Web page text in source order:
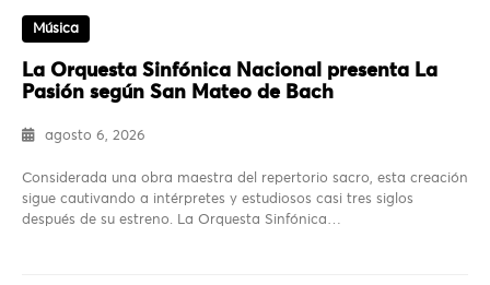
Música
La Orquesta Sinfónica Nacional presenta La
Pasión según San Mateo de Bach
agosto 6, 2026
Considerada una obra maestra del repertorio sacro, esta creación
sigue cautivando a intérpretes y estudiosos casi tres siglos
después de su estreno. La Orquesta Sinfónica…